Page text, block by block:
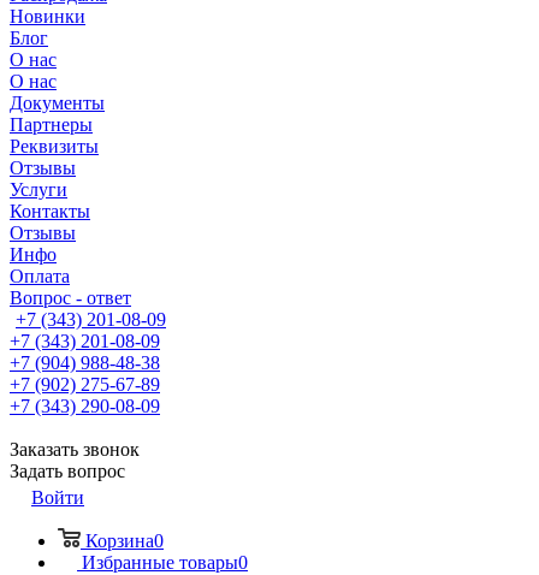
Новинки
Блог
О нас
О нас
Документы
Партнеры
Реквизиты
Отзывы
Услуги
Контакты
Отзывы
Инфо
Оплата
Вопрос - ответ
+7 (343) 201-08-09
+7 (343) 201-08-09
+7 (904) 988-48-38
+7 (902) 275-67-89
+7 (343) 290-08-09
Заказать звонок
Задать вопрос
Войти
Корзина0
Избранные товары0